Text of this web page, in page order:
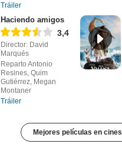
Tráiler
Haciendo amigos
3,4
Director: David
Marqués
Reparto Antonio
Resines, Quim
Gutiérrez, Megan
Montaner
Tráiler
Mejores películas en cines